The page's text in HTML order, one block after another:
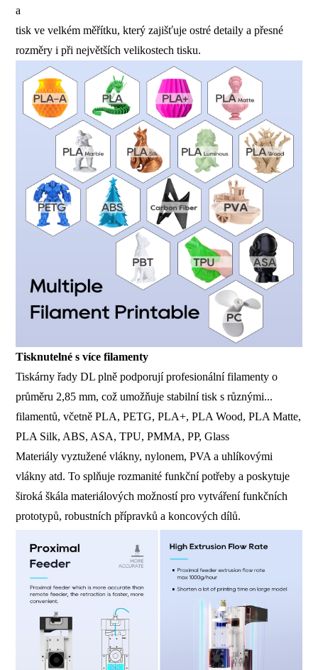
a
tisk ve velkém měřítku, který zajišťuje ostré detaily a přesné
rozměry i při největších velikostech tisku.
Tisknutelné s více filamenty
Tiskárny řady DL plně podporují profesionální filamenty o
průměru 2,85 mm, což umožňuje stabilní tisk s různými...
filamentů, včetně PLA, PETG, PLA+, PLA Wood, PLA Matte,
PLA Silk, ABS, ASA, TPU, PMMA, PP, Glass
Materiály vyztužené vlákny, nylonem, PVA a uhlíkovými
vlákny atd. To splňuje rozmanité funkční potřeby a poskytuje
široká škála materiálových možností pro vytváření funkčních
prototypů, robustních přípravků a koncových dílů.